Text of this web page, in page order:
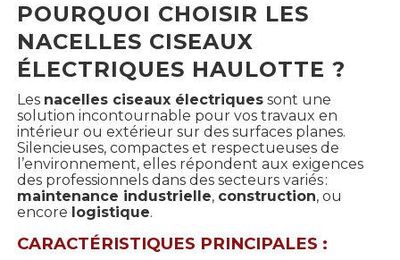
POURQUOI CHOISIR LES
NACELLES CISEAUX
ÉLECTRIQUES HAULOTTE ?
Les nacelles ciseaux électriques sont une
solution incontournable pour vos travaux en
intérieur ou extérieur sur des surfaces planes.
Silencieuses, compactes et respectueuses de
l’environnement, elles répondent aux exigences
des professionnels dans des secteurs variés :
maintenance industrielle, construction, ou
encore logistique.
CARACTÉRISTIQUES PRINCIPALES :